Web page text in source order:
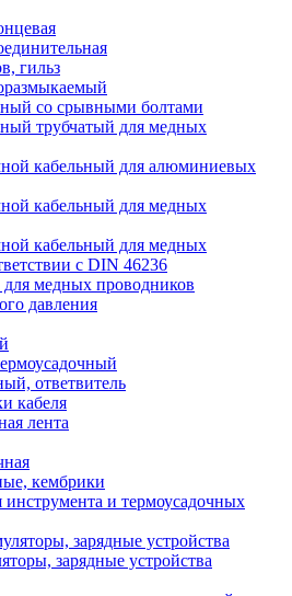
гильз
со срывными болтами
трубчатый для медных
кабельный для алюминиевых
кабельный для медных
кабельный для медных
с DIN 46236
для медных проводников
давления
ответвитель
кабеля
лента
кембрики
и термоусадочных
зарядные устройства